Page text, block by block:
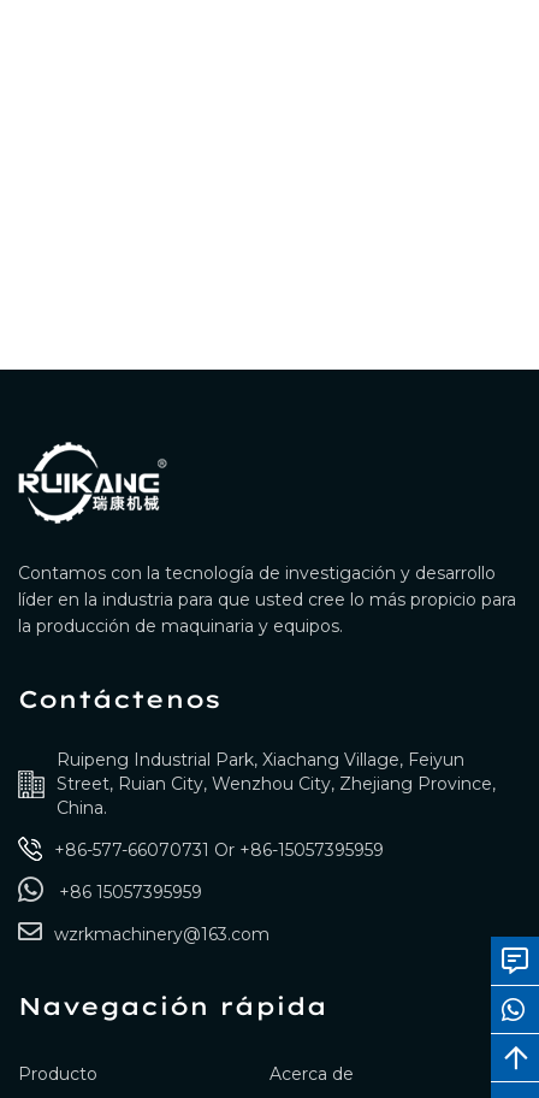
Contamos con la tecnología de investigación y desarrollo
líder en la industria para que usted cree lo más propicio para
la producción de maquinaria y equipos.
Contáctenos
Ruipeng Industrial Park, Xiachang Village, Feiyun
Street, Ruian City, Wenzhou City, Zhejiang Province,
China.
+86-577-66070731 Or +86-15057395959
+86 15057395959
wzrkmachinery@163.com
Navegación rápida
Producto
Acerca de